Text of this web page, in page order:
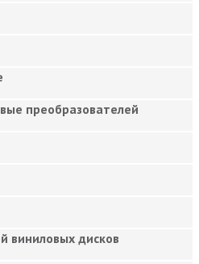
преобразователей
виниловых дисков